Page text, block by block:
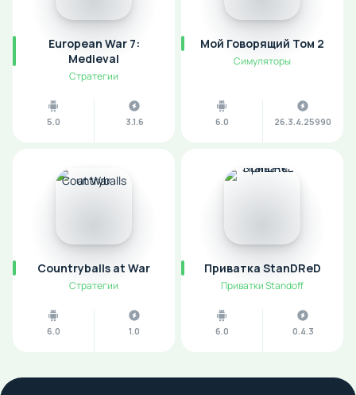
European War 7:
Medieval
Стратегии
5.0 3.1.6
Мой Говорящий Том 2
Симуляторы
6.0 26.3.4.25990
Countryballs at War
Стратегии
6.0 1.0
Приватка StanDReD
Приватки Standoff
6.0 0.4.3